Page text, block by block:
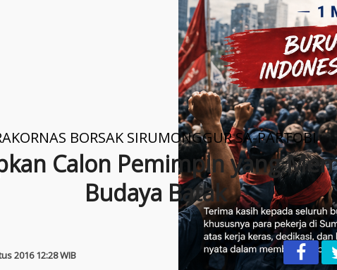
BORSAK SIRUMONGGUR SA-PARTOBI
Calon Pemimpin yang
Budaya Batak
2016 12:28 WIB